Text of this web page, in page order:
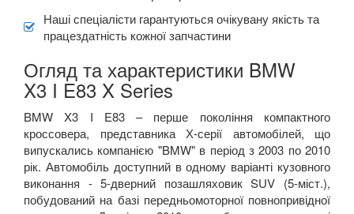
Наші спеціалісти гарантуються очікувану якість та
працездатність кожної запчастини
Огляд та характеристики BMW
X3 I E83 X Series
BMW X3 I E83 – перше покоління компактного
кроссовера, представника Х-серії автомобілей, що
випускались компанією "BMW" в період з 2003 по 2010
рік. Автомобіль доступний в одному варіанті кузовного
виконання - 5-дверний позашляховик SUV (5-міст.),
побудований на базі передньомоторної повнопривідної